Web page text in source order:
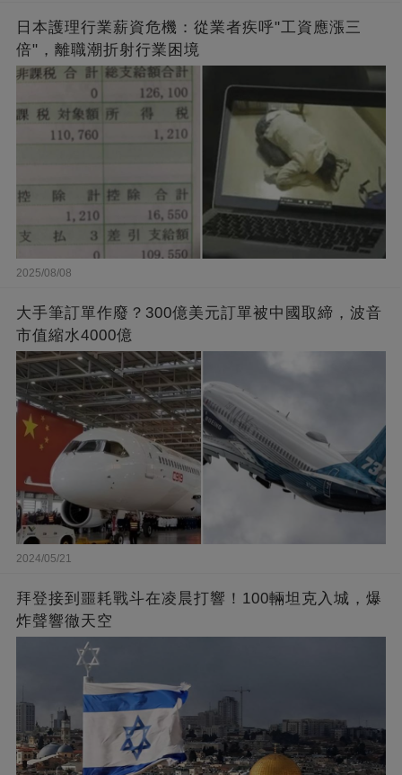
日本護理行業薪資危機：從業者疾呼"工資應漲三
倍"，離職潮折射行業困境
2025/08/08
大手筆訂單作廢？300億美元訂單被中國取締，波音
市值縮水4000億
2024/05/21
拜登接到噩耗戰斗在凌晨打響！100輛坦克入城，爆
炸聲響徹天空